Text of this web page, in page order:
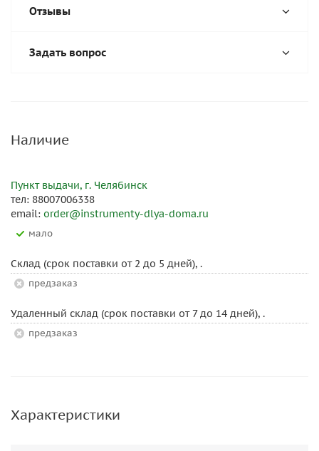
Отзывы
Задать вопрос
Наличие
Пункт выдачи, г. Челябинск
тел: 88007006338
email: order@instrumenty-dlya-doma.ru
Мало
Склад (срок поставки от 2 до 5 дней), .
Предзаказ
Удаленный склад (срок поставки от 7 до 14 дней), .
Предзаказ
Характеристики